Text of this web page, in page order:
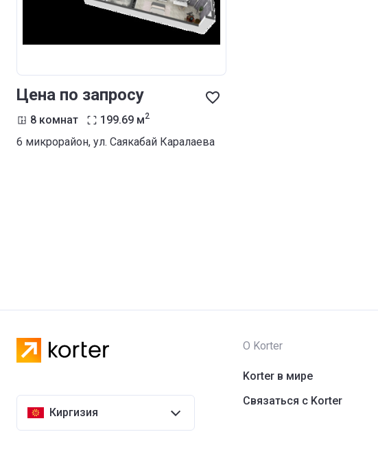
Цена по запросу
8 комнат 199.69 м2
6 микрорайон, ул. Саякабай Каралаева
Киргизия
О Korter
Korter в мире
Связаться с Korter